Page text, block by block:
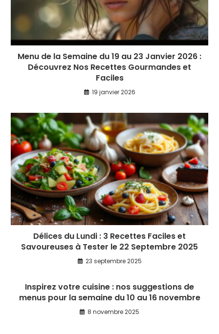
Menu de la Semaine du 19 au 23 Janvier 2026 :
Découvrez Nos Recettes Gourmandes et
Faciles
19 janvier 2026
Délices du Lundi : 3 Recettes Faciles et
Savoureuses à Tester le 22 Septembre 2025
23 septembre 2025
Inspirez votre cuisine : nos suggestions de
menus pour la semaine du 10 au 16 novembre
8 novembre 2025